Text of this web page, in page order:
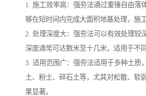
1. 施工效率高：强夯法通过重锤自由落
够在短时间内完成大面积地基处理，施
2. 处理深度大：强夯法可以有效处理较
深度通常可达数米至十几米，适用于不
3. 适用范围广：强夯法适用于多种土质
土、粉土、碎石土等，尤其对松散、软
果显著。